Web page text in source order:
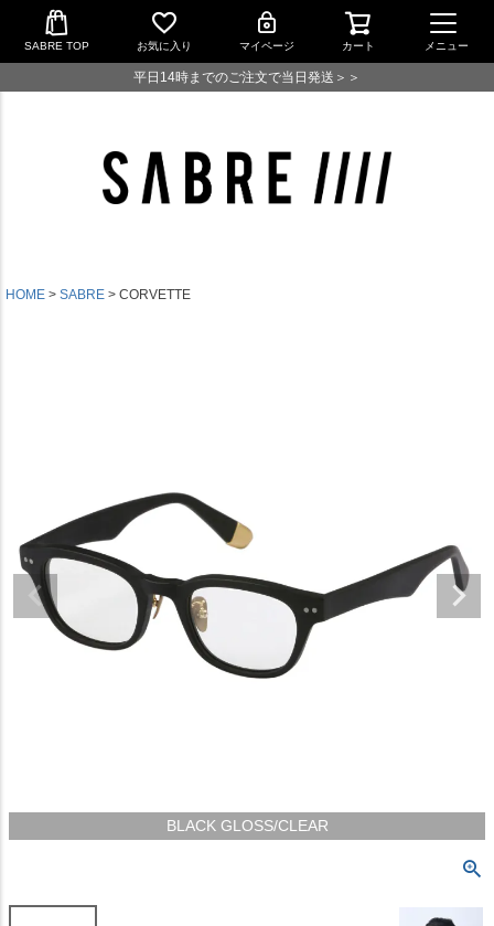
SABRE TOP お気に入り マイページ カート メニュー
平日14時までのご注文で当日発送＞＞
HOME SABRE CORVETTE
BLACK GLOSS/CLEAR